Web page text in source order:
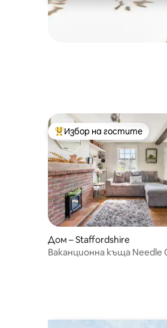
Най-популярен избор на
Избор на гостите
Дом – Staffordshire
Ваканционна къща Needle